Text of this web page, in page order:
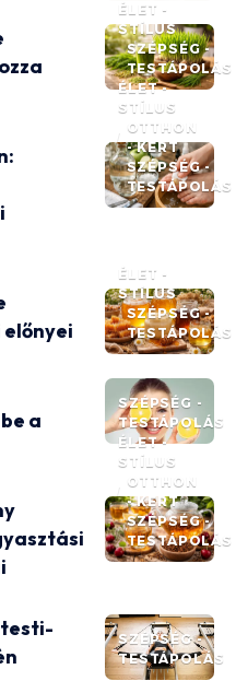
ÉLET -
STÍLUS
SZÉPSÉG -
TESTÁPOLÁS
ÉLET -
STÍLUS
OTTHON
- KERT
SZÉPSÉG -
TESTÁPOLÁS
ÉLET -
STÍLUS
SZÉPSÉG -
TESTÁPOLÁS
SZÉPSÉG -
TESTÁPOLÁS
a
ÉLET -
STÍLUS
OTTHON
- KERT
SZÉPSÉG -
TESTÁPOLÁS
SZÉPSÉG -
TESTÁPOLÁS